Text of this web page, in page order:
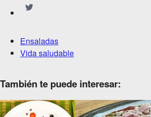
Ensaladas
Vida saludable
También te puede interesar: